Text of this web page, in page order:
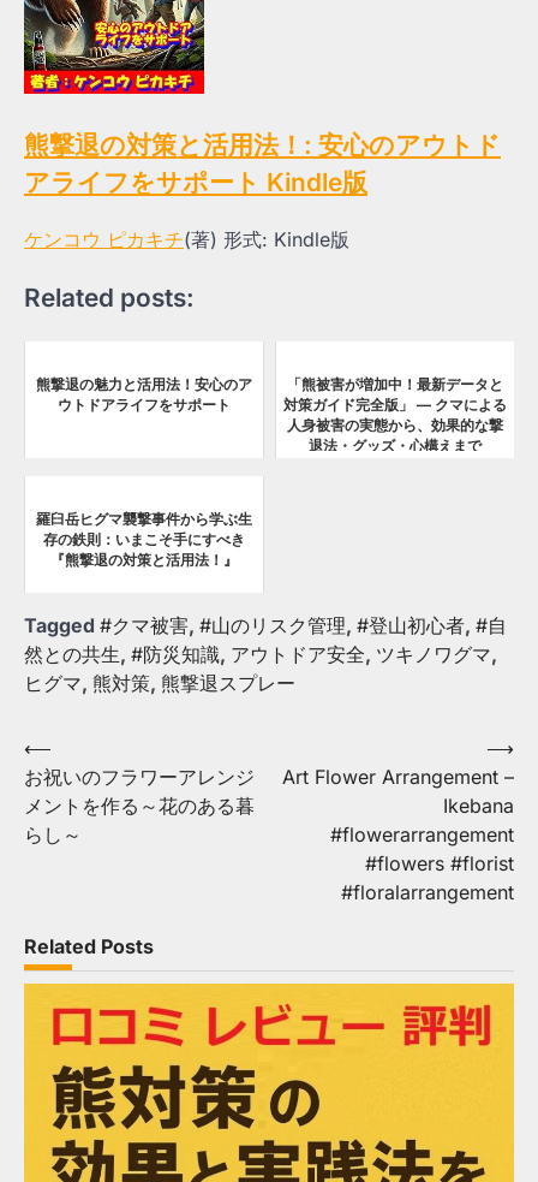
熊撃退の対策と活用法！: 安心のアウトド
アライフをサポート Kindle版
ケンコウ ピカキチ(著) 形式: Kindle版
Related posts:
熊撃退の魅力と活用法！安心のア
ウトドアライフをサポート
「熊被害が増加中！最新データと
対策ガイド完全版」 — クマによる
人身被害の実態から、効果的な撃
退法・グッズ・心構えまで
羅臼岳ヒグマ襲撃事件から学ぶ生
存の鉄則：いまこそ手にすべき
『熊撃退の対策と活用法！』
Tagged #クマ被害, #山のリスク管理, #登山初心者, #自
然との共生, #防災知識, アウトドア安全, ツキノワグマ,
ヒグマ, 熊対策, 熊撃退スプレー
Post
navigation
⟵
お祝いのフラワーアレンジ
メントを作る～花のある暮
らし～
Art Flower Arrangement –
Ikebana
#flowerarrangement
#flowers #florist
#floralarrangement
⟶
Related Posts